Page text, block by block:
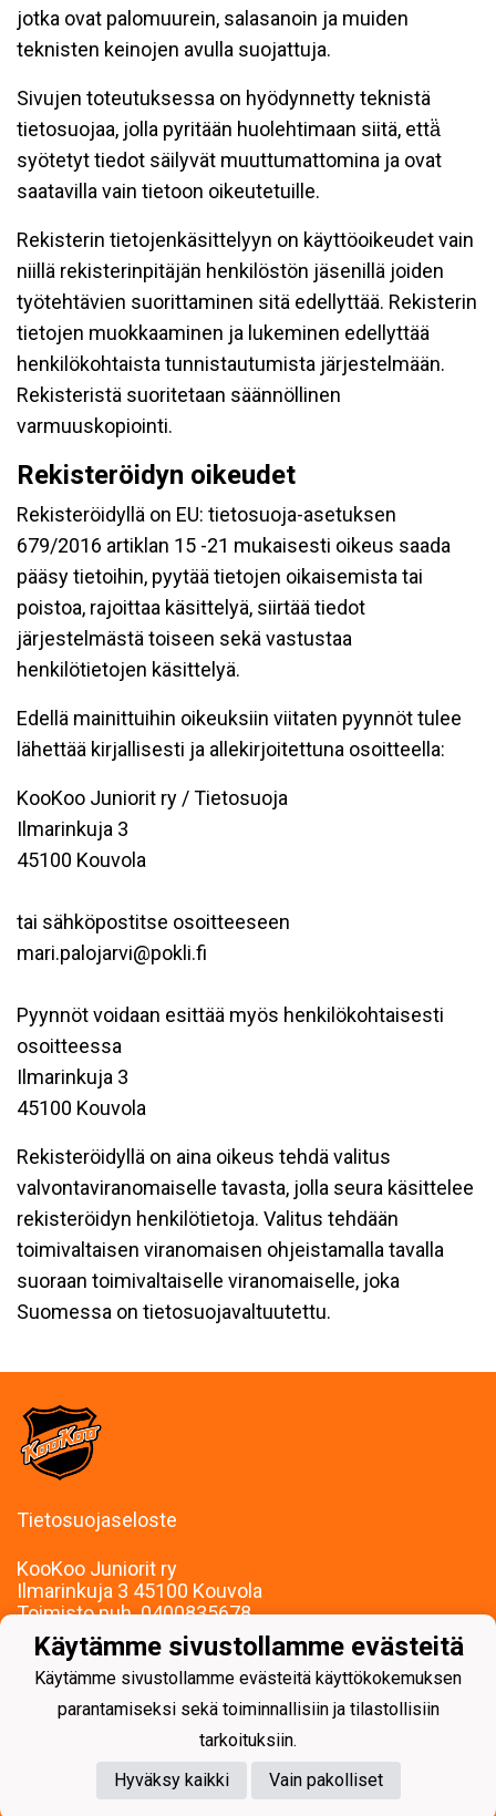
jotka ovat palomuurein, salasanoin ja muiden
teknisten keinojen avulla suojattuja.
Sivujen toteutuksessa on hyödynnetty teknistä
tietosuojaa, jolla pyritään huolehtimaan siitä, että̈
syötetyt tiedot säilyvät muuttumattomina ja ovat
saatavilla vain tietoon oikeutetuille.
Rekisterin tietojenkäsittelyyn on käyttöoikeudet vain
niillä rekisterinpitäjän henkilöstön jäsenillä joiden
työtehtävien suorittaminen sitä edellyttää. Rekisterin
tietojen muokkaaminen ja lukeminen edellyttää
henkilökohtaista tunnistautumista järjestelmään.
Rekisteristä suoritetaan säännöllinen
varmuuskopiointi.
Rekisteröidyn oikeudet
Rekisteröidyllä on EU: tietosuoja-asetuksen
679/2016 artiklan 15 -21 mukaisesti oikeus saada
pääsy tietoihin, pyytää tietojen oikaisemista tai
poistoa, rajoittaa käsittelyä, siirtää tiedot
järjestelmästä toiseen sekä vastustaa
henkilötietojen käsittelyä.
Edellä mainittuihin oikeuksiin viitaten pyynnöt tulee
lähettää kirjallisesti ja allekirjoitettuna osoitteella:
KooKoo Juniorit ry / Tietosuoja
Ilmarinkuja 3
45100 Kouvola
tai sähköpostitse osoitteeseen
mari.palojarvi@pokli.fi
Pyynnöt voidaan esittää myös henkilökohtaisesti
osoitteessa
Ilmarinkuja 3
45100 Kouvola
Rekisteröidyllä on aina oikeus tehdä valitus
valvontaviranomaiselle tavasta, jolla seura käsittelee
rekisteröidyn henkilötietoja. Valitus tehdään
toimivaltaisen viranomaisen ohjeistamalla tavalla
suoraan toimivaltaiselle viranomaiselle, joka
Suomessa on tietosuojavaltuutettu.
Tietosuojaseloste
KooKoo Juniorit ry
Ilmarinkuja 3 45100 Kouvola
Toimisto puh. 0400835678
mari.palojarvi@kookoojuniorit.fi
Toimisto palvelee:
Ma-To klo 9-15
Muina aikoina sopimuksen mukaan.
Käytämme sivustollamme evästeitä
Käytämme sivustollamme evästeitä käyttökokemuksen
parantamiseksi sekä toiminnallisiin ja tilastollisiin
tarkoituksiin.
Hyväksy kaikki
Vain pakolliset